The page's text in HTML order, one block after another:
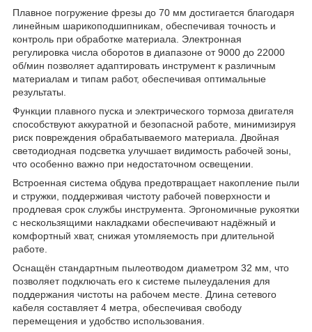
Плавное погружение фрезы до 70 мм достигается благодаря
линейным шарикоподшипникам, обеспечивая точность и
контроль при обработке материала. Электронная
регулировка числа оборотов в диапазоне от 9000 до 22000
об/мин позволяет адаптировать инструмент к различным
материалам и типам работ, обеспечивая оптимальные
результаты.
Функции плавного пуска и электрического тормоза двигателя
способствуют аккуратной и безопасной работе, минимизируя
риск повреждения обрабатываемого материала. Двойная
светодиодная подсветка улучшает видимость рабочей зоны,
что особенно важно при недостаточном освещении.
Встроенная система обдува предотвращает накопление пыли
и стружки, поддерживая чистоту рабочей поверхности и
продлевая срок службы инструмента. Эргономичные рукоятки
с нескользящими накладками обеспечивают надёжный и
комфортный хват, снижая утомляемость при длительной
работе.
Оснащён стандартным пылеотводом диаметром 32 мм, что
позволяет подключать его к системе пылеудаления для
поддержания чистоты на рабочем месте. Длина сетевого
кабеля составляет 4 метра, обеспечивая свободу
перемещения и удобство использования.